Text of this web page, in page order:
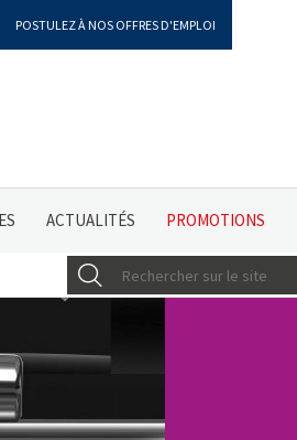
POSTULEZ À NOS OFFRES D'EMPLOI
ACTUALITÉS PROMOTIONS